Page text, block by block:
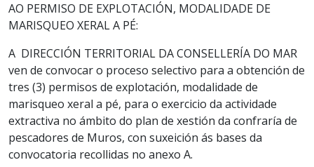
AO PERMISO DE EXPLOTACIÓN, MODALIDADE DE
MARISQUEO XERAL A PÉ:
A DIRECCIÓN TERRITORIAL DA CONSELLERÍA DO MAR
ven de convocar o proceso selectivo para a obtención de
tres (3) permisos de explotación, modalidade de
marisqueo xeral a pé, para o exercicio da actividade
extractiva no ámbito do plan de xestión da confraría de
pescadores de Muros, con suxeición ás bases da
convocatoria recollidas no anexo A.